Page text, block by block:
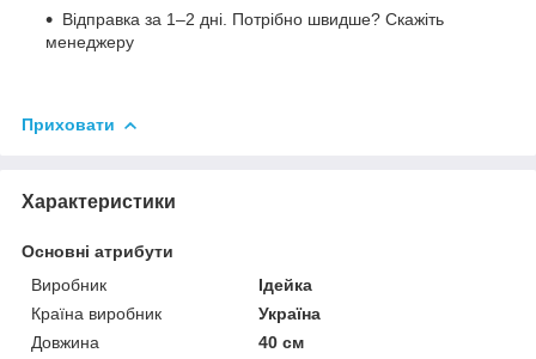
Відправка за 1–2 дні. Потрібно швидше? Скажіть
менеджеру
Приховати
Характеристики
Основні атрибути
Виробник
Ідейка
Країна виробник
Україна
Довжина
40 см